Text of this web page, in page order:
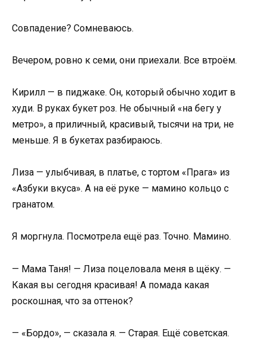
Совпадение? Сомневаюсь.
Вечером, ровно к семи, они приехали. Все втроём.
Кирилл — в пиджаке. Он, который обычно ходит в
худи. В руках букет роз. Не обычный «на бегу у
метро», а приличный, красивый, тысячи на три, не
меньше. Я в букетах разбираюсь.
Лиза — улыбчивая, в платье, с тортом «Прага» из
«Азбуки вкуса». А на её руке — мамино кольцо с
гранатом.
Я моргнула. Посмотрела ещё раз. Точно. Мамино.
— Мама Таня! — Лиза поцеловала меня в щёку. —
Какая вы сегодня красивая! А помада какая
роскошная, что за оттенок?
— «Бордо», — сказала я. — Старая. Ещё советская.